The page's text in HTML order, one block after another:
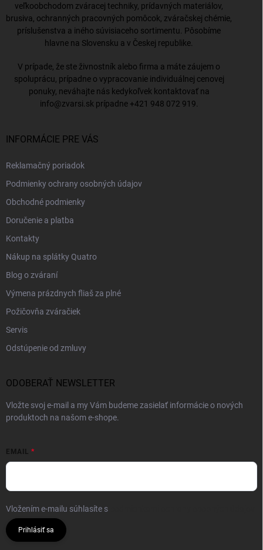
veľkoobchodom zváracej techniky, prídavných materiálov,
brusiva, ochranných pracovných pomôcok, zváračskej chémie,
príslušenstva a iného súvisiaceho sortimentu. Pôsobíme
hlavne na Slovensku a v Českej republike.
V prípade, že ste živnostník alebo firma a máte záujem o
spoluprácu, prípadne o vypracovanie individuálnej cenovej
ponuky, neváhajte nás kedykoľvek kontaktovať na
info@zvarsi.sk prípadne +421 948 072 919
INFORMÁCIE PRE VÁS
Reklamačný poriadok
Podmienky ochrany osobných údajov
Obchodné podmienky
Doručenie a platba
Kontakty
Nákup na splátky Quatro
Blog o zváraní
Výmena prázdnych fliaš za plné
Požičovňa zváračiek
Servis
Odstúpenie od zmluvy
ODOBERAŤ NEWSLETTER
Vložte svoj e-mail a my Vám budeme zasielať informácie o nových
produktoch na našom e-shope.
EMAIL
Vložením e-mailu súhlasíte s
Prihlásiť sa